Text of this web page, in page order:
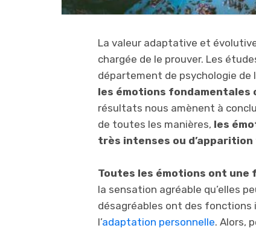
La valeur adaptative et
chargée de le prouver. Les
département de psychologie de
les émotions
résultats nous amènent à
de toutes les manières, les
très intenses ou
Toutes les émotions ont
la sensation agréable qu’elles
désagréables ont des
l’adaptation personnelle. Alors,